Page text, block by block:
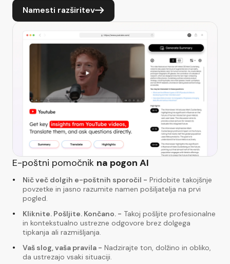
Namesti razširitev
E-poštni pomočnik na pogon AI
Nič več dolgih e-poštnih sporočil - Pridobite takojšnje
povzetke in jasno razumite namen pošiljatelja na prvi
pogled.
Kliknite. Pošljite. Končano. - Takoj pošljite profesionalne
in kontekstualno ustrezne odgovore brez dolgega
tipkanja ali razmišljanja.
Vaš slog, vaša pravila - Nadzirajte ton, dolžino in obliko,
da ustrezajo vsaki situaciji.